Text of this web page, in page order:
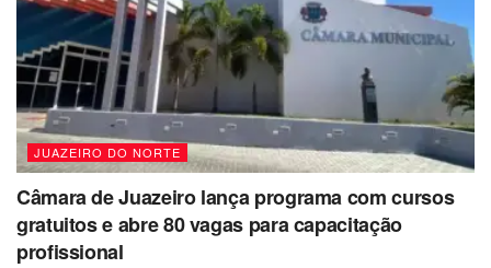
JUAZEIRO DO NORTE
Câmara de Juazeiro lança programa com cursos
gratuitos e abre 80 vagas para capacitação
profissional